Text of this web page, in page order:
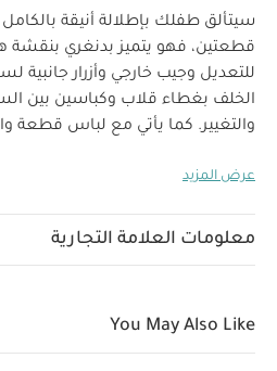
سيتألق طفلك بإطلالة أنيقة
قطعتين، فهو يتميز بدنغري بنقشة
للتعديل وجيب خارجي وأزرار جانبية
الخلف بغطاء قلاب وكباسين بين
والتغيير. كما يأتي مع لباس قطعة
المنتج:
النارالخامات:
لباس قطعة واحدة: 100‏‏%‏‏ قطن
الدنغري:تعليمات العناية/
على درجة حرارة منخفضة
عرض المزيد
معلومات العلامة التجارية
You May Also Like